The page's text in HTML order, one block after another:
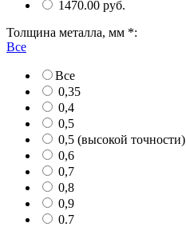
1470.00 руб.
Толщина металла, мм *:
Все
Все
0,35
0,4
0,5
0,5 (высокой точности)
0,6
0,7
0,8
0,9
0.7